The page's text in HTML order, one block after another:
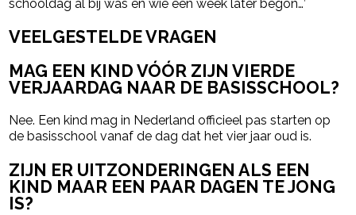
schooldag al bij was en wie een week later begon…’
VEELGESTELDE VRAGEN
MAG EEN KIND VÓÓR ZIJN VIERDE
VERJAARDAG NAAR DE BASISSCHOOL?
Nee. Een kind mag in Nederland officieel pas starten op
de basisschool vanaf de dag dat het vier jaar oud is.
ZIJN ER UITZONDERINGEN ALS EEN
KIND MAAR EEN PAAR DAGEN TE JONG
IS?